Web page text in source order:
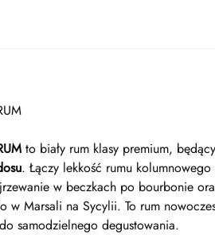
to biały rum klasy premium,
. Łączy lekkość rumu
w beczkach po bourbonie
w Marsali na Sycylii. To rum
samodzielnego degustowania.